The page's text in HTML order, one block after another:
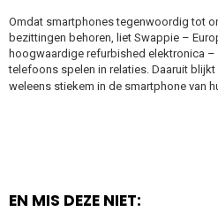
Omdat smartphones tegenwoordig tot
bezittingen behoren, liet Swappie –
hoogwaardige refurbished elektronica
telefoons spelen in relaties. Daaruit
weleens stiekem in de smartphone van
EN MIS DEZE NIET: